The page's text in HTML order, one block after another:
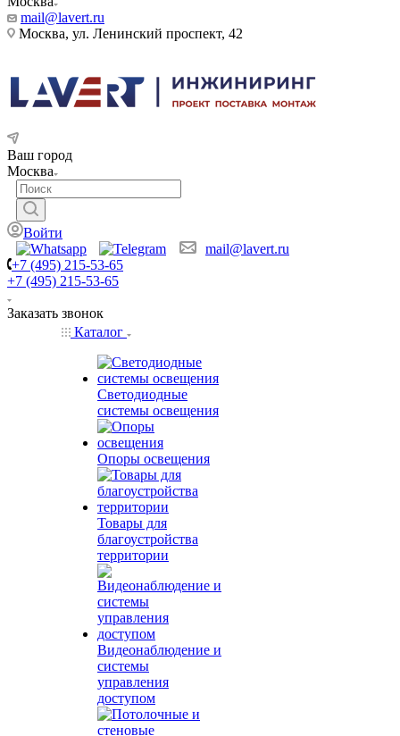
mail@lavert.ru
Москва, ул. Ленинский проспект, 42
Ваш город
Москва
Войти
mail@lavert.ru
+7 (495) 215-53-65
+7 (495) 215-53-65
Заказать звонок
Каталог
Светодиодные
системы освещения
Опоры освещения
Товары для
благоустройства
территории
Видеонаблюдение и
системы
управления
доступом